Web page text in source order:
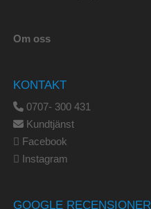
Om oss
KONTAKT
0707- 300 431
Kundtjänst
Facebook
Instagram
GOOGLE RECENSIONER